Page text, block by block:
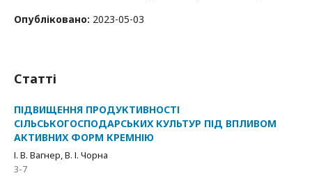
Опубліковано: 2023-05-03
Статті
ПІДВИЩЕННЯ ПРОДУКТИВНОСТІ
СІЛЬСЬКОГОСПОДАРСЬКИХ КУЛЬТУР ПІД ВПЛИВОМ
АКТИВНИХ ФОРМ КРЕМНІЮ
І. В. Вагнер, В. І. Чорна
3-7